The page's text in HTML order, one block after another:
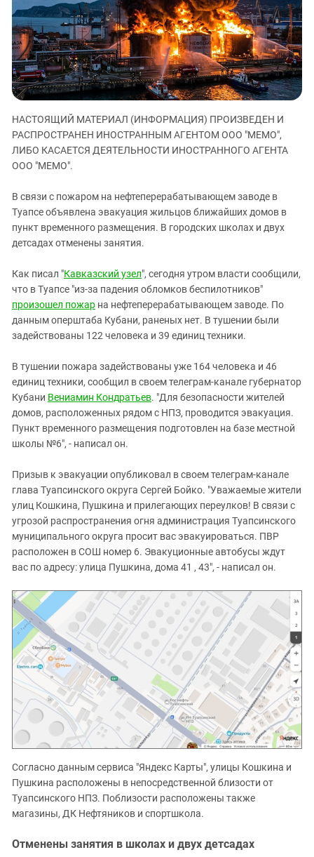
ЗАСТАВЛЯЕТ
КАВКАЗ ЗА ПАЛЕСТИНУ
ИНАКОМЫСЛИЕ В ЧЕЧНЕ
ПРЕСЛЕДОВАНИЕ АКТИВИСТОВ
МОБИЛИЗАЦИЯ И ПРОТЕСТЫ
Дагестан
Ингушетия
Кабардино-Балкария
Калмыкия
Карачаево-Черкесия
Краснодарский край
Российская Федерация
Северная Осетия - Алания
СКФО
Ставропольский край
Чечня
Южная Осетия
Южный Кавказ
ЮФО
НАСТОЯЩИЙ МАТЕРИАЛ (ИНФОРМАЦИЯ) ПРОИЗВЕДЕН И
РАСПРОСТРАНЕН ИНОСТРАННЫМ АГЕНТОМ ООО "МЕМО",
ЛИБО КАСАЕТСЯ ДЕЯТЕЛЬНОСТИ ИНОСТРАННОГО АГЕНТА
ООО "МЕМО".
В связи с пожаром на нефтеперерабатывающем заводе в
Туапсе объявлена эвакуация жильцов ближайших домов в
пункт временного размещения. В городских школах и двух
детсадах отменены занятия.
Как писал "Кавказский узел", сегодня утром власти сообщили,
что в Туапсе "из-за падения обломков беспилотников"
произошел пожар на нефтеперерабатывающем заводе. По
данным оперштаба Кубани, раненых нет. В тушении были
задействованы 122 человека и 39 единиц техники.
В тушении пожара задействованы уже 164 человека и 46
единиц техники, сообщил в своем телеграм-канале губернатор
Кубани Вениамин Кондратьев. "Для безопасности жителей
домов, расположенных рядом с НПЗ, проводится эвакуация.
Пункт временного размещения подготовлен на базе местной
школы №6", - написал он.
Призыв к эвакуации опубликовал в своем телеграм-канале
глава Туапсинского округа Сергей Бойко. "Уважаемые жители
улиц Кошкина, Пушкина и прилегающих переулков! В связи с
угрозой распространения огня администрация Туапсинского
муниципального округа просит вас эвакуироваться. ПВР
расположен в СОШ номер 6. Эвакуционные автобусы ждут
вас по адресу: улица Пушкина, дома 41 , 43", - написал он.
Согласно данным сервиса "Яндекс Карты", улицы Кошкина и
Пушкина расположены в непосредственной близости от
Туапсинского НПЗ. Поблизости расположены также
магазины, ДК Нефтяников и спортшкола.
Отменены занятия в школах и двух детсадах